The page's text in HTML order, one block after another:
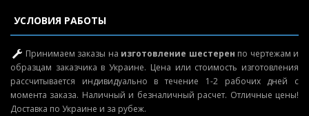
УСЛОВИЯ РАБОТЫ
Принимаем заказы на изготовление шестерен по чертежам и
образцам заказчика в Украине. Цена или стоимость изготовления
рассчитывается индивидуально в течение 1-2 рабочих дней с
момента заказа. Наличный и безналичный расчет. Отличные цены!
Доставка по Украине и за рубеж.